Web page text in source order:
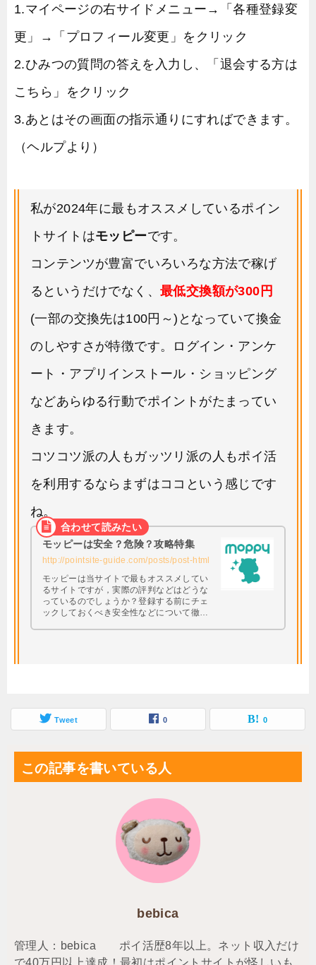
1.マイページの右サイドメニュー→「各種登録変
更」→「プロフィール変更」をクリック
2.ひみつの質問の答えを入力し、「退会する方は
こちら」をクリック
3.あとはその画面の指示通りにすればできます。
（ヘルプより）
私が2024年に最もオススメしているポイン
トサイトはモッピーです。
コンテンツが豊富でいろいろな方法で稼げ
るというだけでなく、 最低交換額が300円
(一部の交換先は100円～)となっていて換金
のしやすさが特徴です。ログイン・アンケ
ート・アプリインストール・ショッピング
などあらゆる行動でポイントがたまってい
きます。
コツコツ派の人もガッツリ派の人もポイ活
を利用するならまずはココという感じです
ね。
モッピーは安全？危険？攻略特集
http://pointsite-guide.com/posts/post-html
モッピーは当サイトで最もオススメしてい
るサイトですが，実際の評判などはどうな
っているのでしょうか？登録する前にチェ
ックしておくべき安全性などについて徹底
Tweet 0 0
この記事を書いている人
bebica
管理人：bebica ポイ活歴8年以上。ネット収入だけ
で40万円以上達成！最初はポイントサイトが怪しいも